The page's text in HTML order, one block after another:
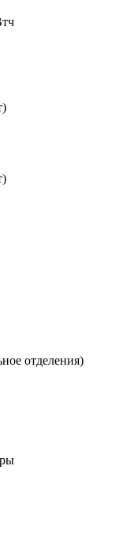
отделения)